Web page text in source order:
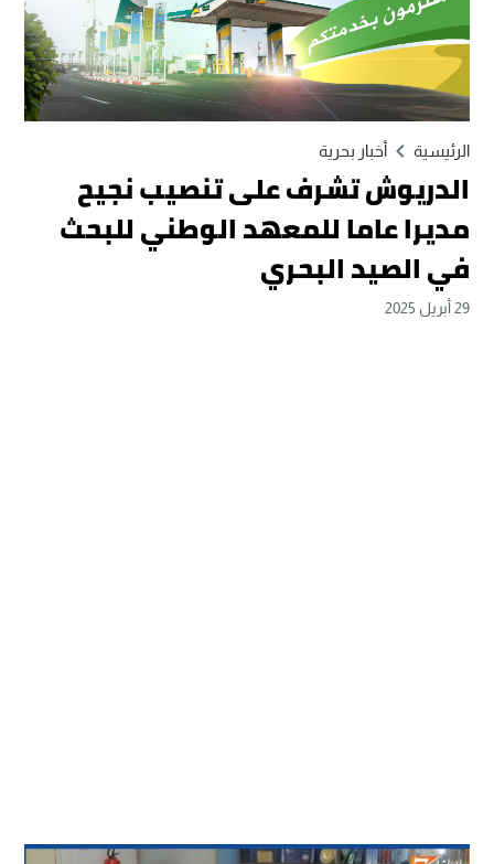
الرئيسية أخبار بحرية
الدريوش تشرف على تنصيب نجيح
مديرا عاما للمعهد الوطني للبحث
في الصيد البحري
29 أبريل 2025